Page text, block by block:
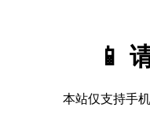
📱
本站仅支持手